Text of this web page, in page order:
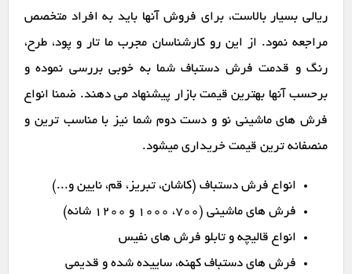
ریالی بسیار بالاست، برای فروش آنها باید به افراد متخصص
مراجعه نمود. از این رو کارشناسان مجرب ما تار و پود، طرح،
رنگ و قدمت فرش دستباف شما به خوبی بررسی نموده و
برحسب آنها بهترین قیمت بازار پیشنهاد می دهند. ضمنا انواع
فرش های ماشینی نو و دست دوم شما نیز با مناسب ترین و
منصفانه ترین قیمت خریداری میشود.
انواع فرش دستباف (کاشان، تبریز، قم، نایین و...)
فرش های ماشینی (۷۰۰، ۱۰۰۰ و ۱۲۰۰ شانه)
انواع قالیچه و تابلو فرش های نفیس
فرش های دستباف کهنه، ساییده شده و قدیمی